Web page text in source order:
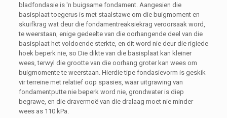
bladfondasie is 'n buigsame fondament. Aangesien die
basisplaat toegerus is met staalstawe om die buigmoment en
skuifkrag wat deur die fondamentreaksiekrag veroorsaak word,
te weerstaan, enige gedeelte van die oorhangende deel van die
basisplaat het voldoende sterkte, en dit word nie deur die rigiede
hoek beperk nie, so Die dikte van die basisplaat kan kleiner
wees, terwyl die grootte van die oorhang groter kan wees om
buigmomente te weerstaan. Hierdie tipe fondasievorm is geskik
vir terreine met relatief oop spasies, waar uitgrawing van
fondamentputte nie beperk word nie, grondwater is diep
begrawe, en die dravermoë van die dralaag moet nie minder
wees as 110 kPa.